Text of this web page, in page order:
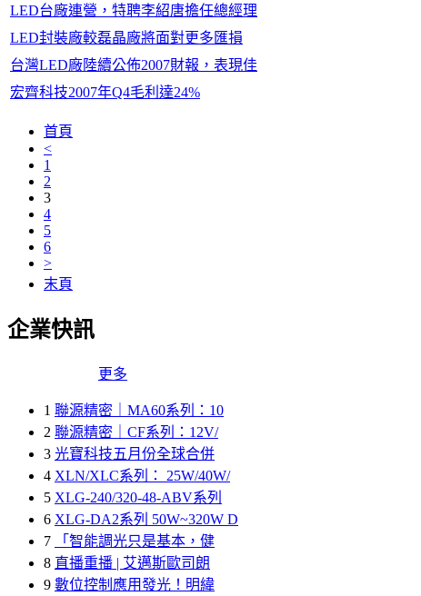
LED台廠連營，特聘李紹唐擔任總經理
LED封裝廠較磊晶廠將面對更多匯損
台灣LED廠陸續公佈2007財報，表現佳
宏齊科技2007年Q4毛利達24%
首頁
<
1
2
3
4
5
6
>
末頁
企業快訊
更多
1 聯源精密｜MA60系列：10
2 聯源精密｜CF系列：12V/
3 光寶科技五月份全球合併
4 XLN/XLC系列： 25W/40W/
5 XLG-240/320-48-ABV系列
6 XLG-DA2系列 50W~320W D
7
「智能調光只是基本，健
8 直播重播 | 艾邁斯歐司朗
9 數位控制應用發光！明緯